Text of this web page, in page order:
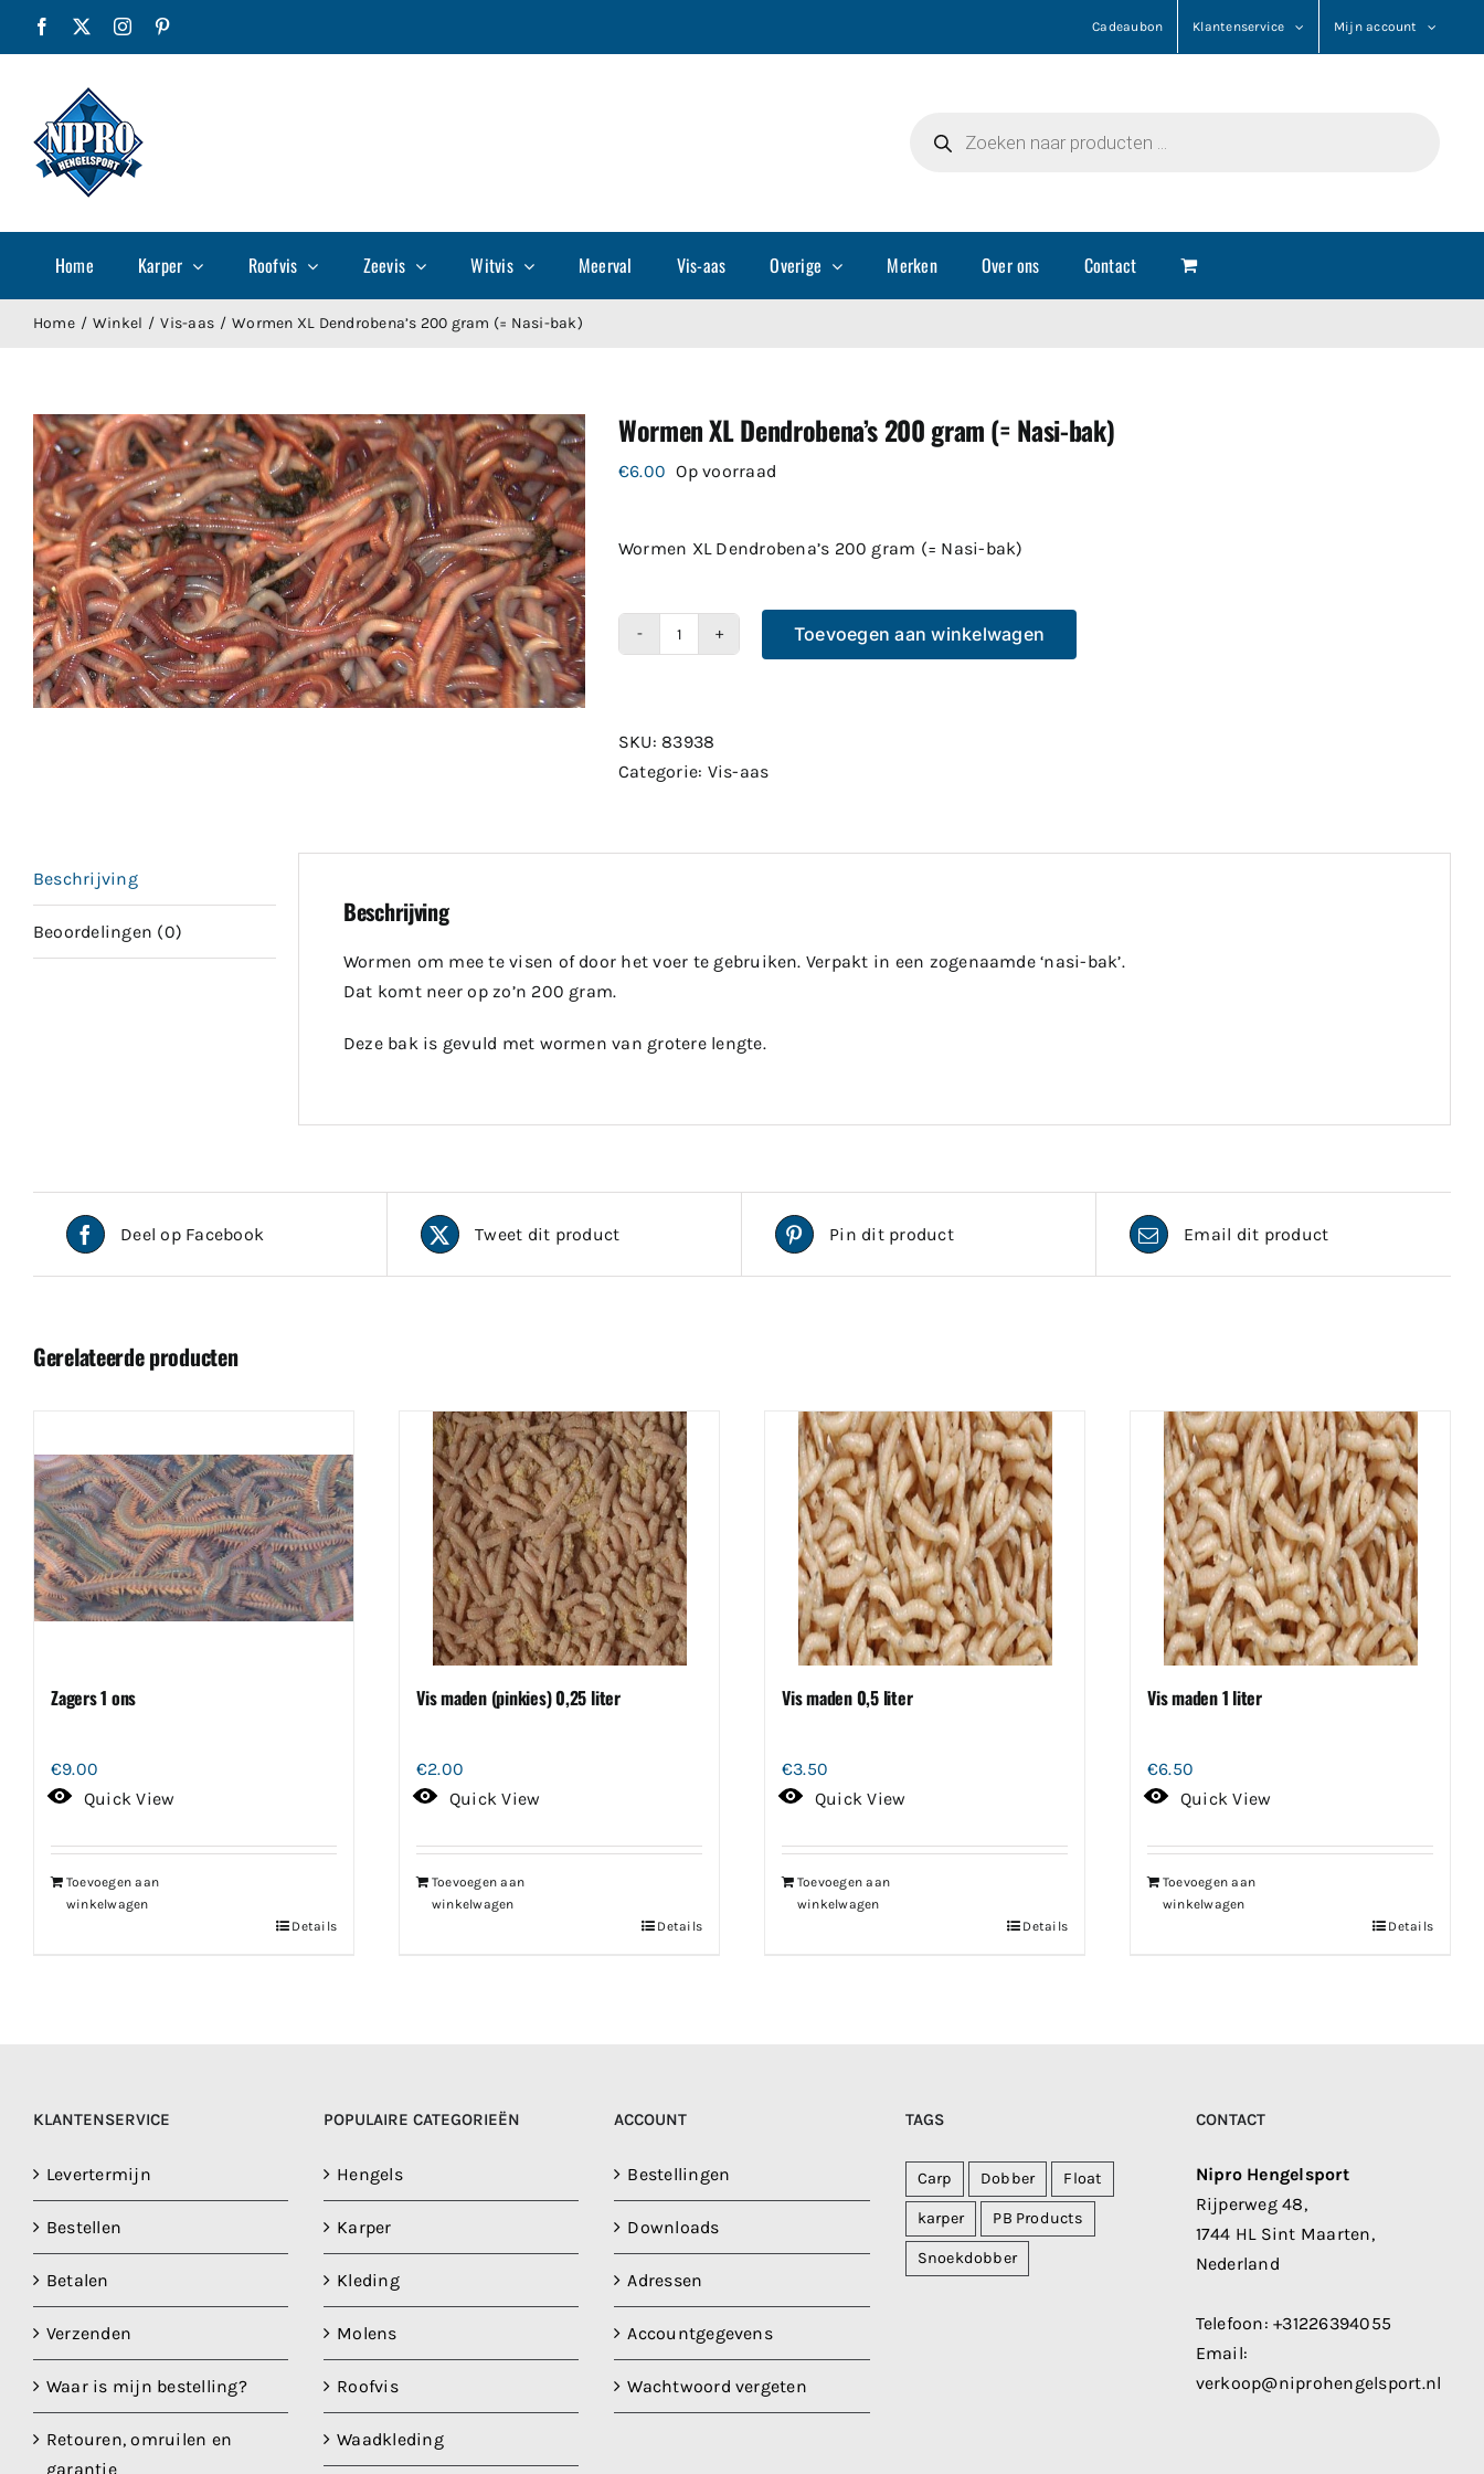
Facebook Instagram Cadeaubon Klantenservice Mijn account
zoeken
Home Karper Roofvis Zeevis Witvis Meerval Vis-aas Overige Merken Over ons Contact
Home Winkel Vis-aas Wormen XL Dendrobena’s 200 gram (= Nasi-bak)
Wormen XL Dendrobena’s 200 gram (= Nasi-bak)
€6.00 Op voorraad
Wormen XL Dendrobena’s 200 gram (= Nasi-bak)
Wormen
200
gram
bak)
Toevoegen aan winkelwagen
SKU: 83938
Categorie: Vis-aas
Beschrijving
Beoordelingen (0)
Beschrijving
Wormen om mee te visen of door het voer te gebruiken. Verpakt in een zogenaamde ‘nasi-bak’.
Dat komt neer op zo’n 200 gram.
Deze bak is gevuld met wormen van grotere lengte.
Deel op Facebook Tweet dit product Pin dit product Email dit product
Gerelateerde producten
Zagers 1 ons
€9.00
Quick View
Toevoegen aan
winkelwagen
Details
Vis maden (pinkies) 0,25 liter
€2.00
Quick View
Toevoegen aan
winkelwagen
Details
Vis maden 0,5 liter
€3.50
Quick View
Toevoegen aan
winkelwagen
Details
Vis maden 1 liter
€6.50
Quick View
Toevoegen aan
winkelwagen
Details
KLANTENSERVICE
Levertermijn
Bestellen
Betalen
Verzenden
Waar is mijn bestelling?
Retouren, omruilen en
garantie
POPULAIRE CATEGORIEËN
Hengels
Karper
Kleding
Molens
Roofvis
Waadkleding
ACCOUNT
Bestellingen
Downloads
Adressen
Accountgegevens
Wachtwoord vergeten
TAGS
Carp Dobber Float
karper PB Products
Snoekdobber
CONTACT
Nipro Hengelsport
Rijperweg 48,
1744 HL Sint Maarten,
Nederland
Telefoon:+31226394055
Email:
verkoop@niprohengelsport.nl